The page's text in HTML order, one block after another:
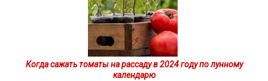
Когда сажать томаты на рассаду в 2024 году по лунному
календарю